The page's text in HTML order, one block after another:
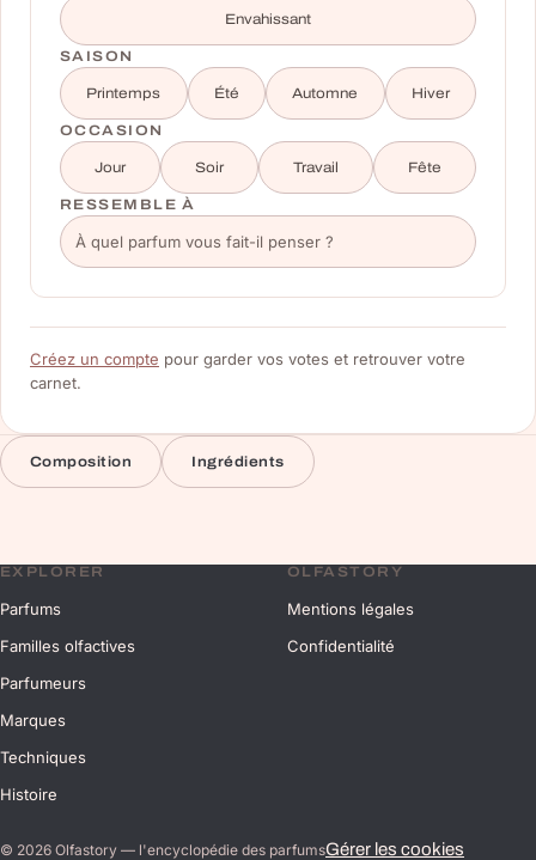
Envahissant
SAISON
Printemps Été Automne Hiver
OCCASION
Jour Soir Travail Fête
RESSEMBLE À
Créez un compte pour garder vos votes et retrouver votre
carnet.
Composition Ingrédients
EXPLORER
Parfums
Familles olfactives
Parfumeurs
Marques
Techniques
Histoire
OLFASTORY
Mentions légales
Confidentialité
© 2026 Olfastory — l'encyclopédie des parfumsGérer les cookies